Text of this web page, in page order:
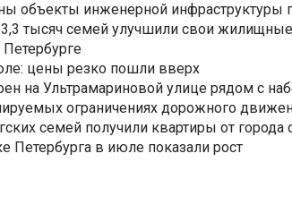
объекты инженерной инфраструктуры
3,3 тысяч семей улучшили свои
цены резко пошли вверх
на Ультрамариновой улице рядом с
ограничениях дорожного
семей получили квартиры от города
в июле показали рост